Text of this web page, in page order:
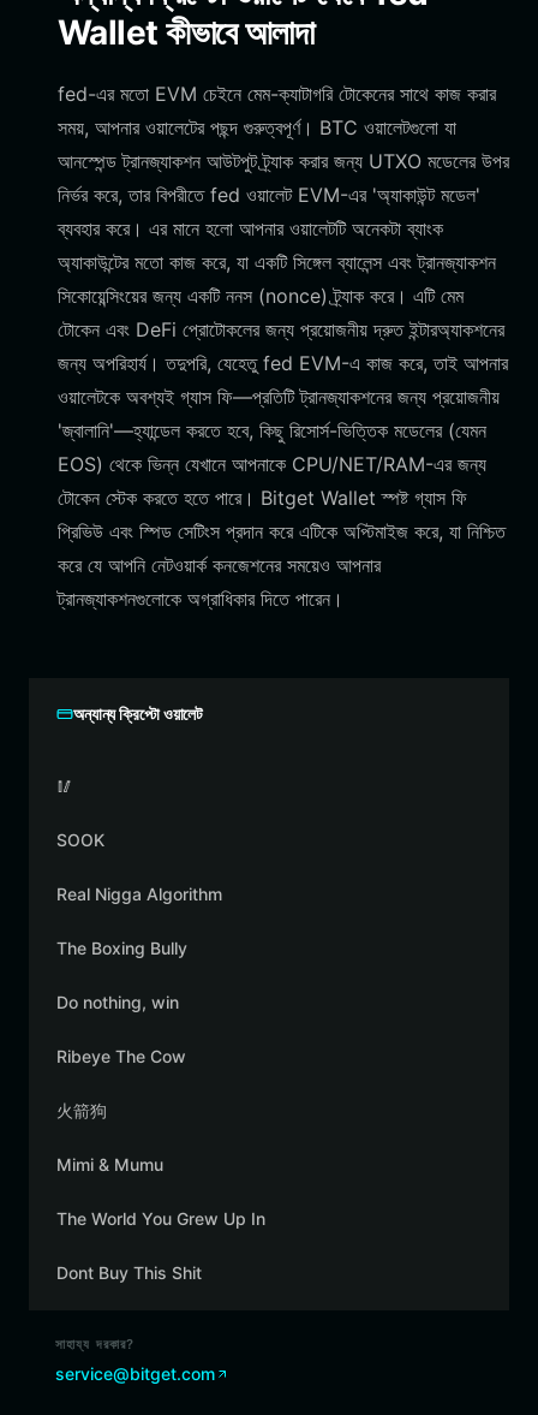
Wallet কীভাবে আলাদা
fed-এর মতো EVM চেইনে মেম-ক্যাটাগরি টোকেনের সাথে কাজ করার
সময়, আপনার ওয়ালেটের পছন্দ গুরুত্বপূর্ণ। BTC ওয়ালেটগুলো যা
আনস্পেন্ড ট্রানজ্যাকশন আউটপুট ট্র্যাক করার জন্য UTXO মডেলের উপর
নির্ভর করে, তার বিপরীতে fed ওয়ালেট EVM-এর 'অ্যাকাউন্ট মডেল'
ব্যবহার করে। এর মানে হলো আপনার ওয়ালেটটি অনেকটা ব্যাংক
অ্যাকাউন্টের মতো কাজ করে, যা একটি সিঙ্গেল ব্যালেন্স এবং ট্রানজ্যাকশন
সিকোয়েন্সিংয়ের জন্য একটি ননস (nonce) ট্র্যাক করে। এটি মেম
টোকেন এবং DeFi প্রোটোকলের জন্য প্রয়োজনীয় দ্রুত ইন্টারঅ্যাকশনের
জন্য অপরিহার্য। তদুপরি, যেহেতু fed EVM-এ কাজ করে, তাই আপনার
ওয়ালেটকে অবশ্যই গ্যাস ফি—প্রতিটি ট্রানজ্যাকশনের জন্য প্রয়োজনীয়
'জ্বালানি'—হ্যান্ডেল করতে হবে, কিছু রিসোর্স-ভিত্তিক মডেলের (যেমন
EOS) থেকে ভিন্ন যেখানে আপনাকে CPU/NET/RAM-এর জন্য
টোকেন স্টেক করতে হতে পারে। Bitget Wallet স্পষ্ট গ্যাস ফি
প্রিভিউ এবং স্পিড সেটিংস প্রদান করে এটিকে অপ্টিমাইজ করে, যা নিশ্চিত
করে যে আপনি নেটওয়ার্ক কনজেশনের সময়েও আপনার
ট্রানজ্যাকশনগুলোকে অগ্রাধিকার দিতে পারেন।
অন্যান্য ক্রিপ্টো ওয়ালেট
🥢
SOOK
Real Nigga Algorithm
The Boxing Bully
Do nothing, win
Ribeye The Cow
火箭狗
Mimi & Mumu
The World You Grew Up In
Dont Buy This Shit
সাহায্য দরকার?
service@bitget.com